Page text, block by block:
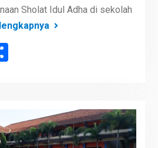
Sholat Idul Adha di sekolah